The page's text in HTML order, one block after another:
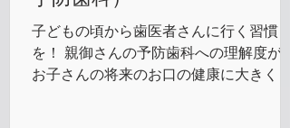
子どもの頃から歯医者さんに行く習慣
を！ 親御さんの予防歯科への理解度が、
お子さんの将来のお口の健康に大きく関